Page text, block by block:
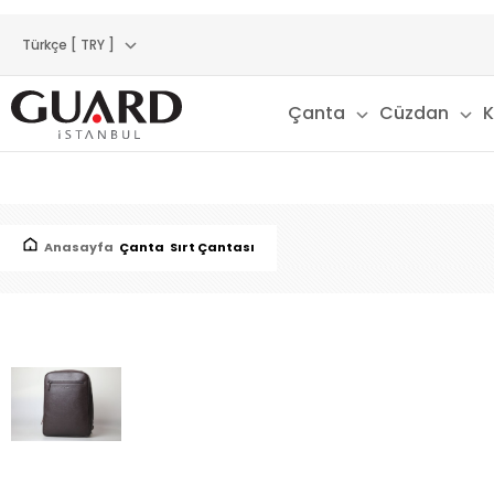
Türkçe [ TRY ]
Çanta Cüzdan
Anasayfa Çanta Sırt Çantası